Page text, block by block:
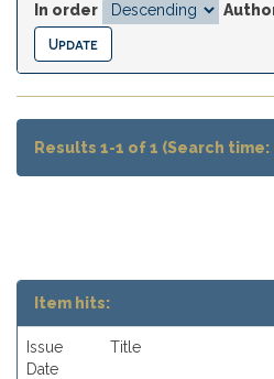
In order
Results 1-1 of 1 (Search
Item hits:
Issue
Date
Title